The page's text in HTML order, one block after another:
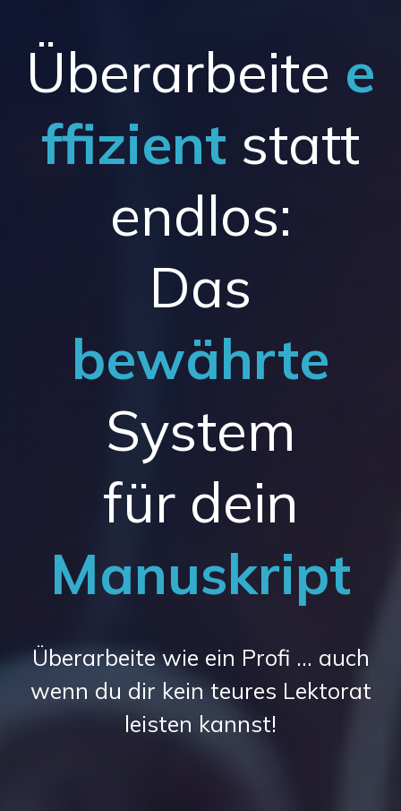
Überarbeite e
ffizient statt
endlos:
Das
bewährte
System
für dein
Manuskript
Überarbeite wie ein Profi … auch
wenn du dir kein teures Lektorat
leisten kannst!